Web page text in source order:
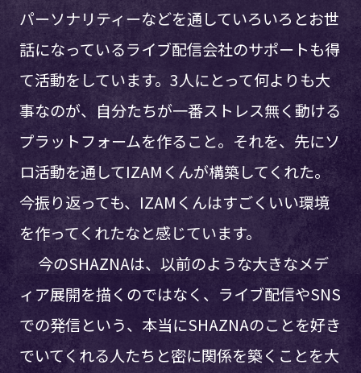
パーソナリティーなどを通していろいろとお世
話になっているライブ配信会社のサポートも得
て活動をしています。3人にとって何よりも大
事なのが、自分たちが一番ストレス無く動ける
プラットフォームを作ること。それを、先にソ
ロ活動を通してIZAMくんが構築してくれた。
今振り返っても、IZAMくんはすごくいい環境
を作ってくれたなと感じています。
今のSHAZNAは、以前のような大きなメデ
ィア展開を描くのではなく、ライブ配信やSNS
での発信という、本当にSHAZNAのことを好き
でいてくれる人たちと密に関係を築くことを大